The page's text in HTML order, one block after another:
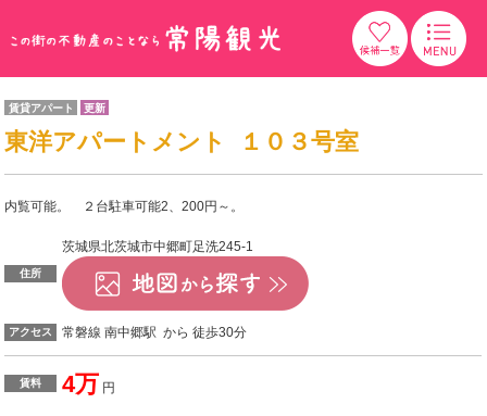
賃貸アパート 更新
東洋アパートメント １０３号室
内覧可能。 ２台駐車可能2、200円～。
住所
茨城県北茨城市中郷町足洗245-1
アクセス 常磐線 南中郷駅 から 徒歩30分
賃料 4万 円